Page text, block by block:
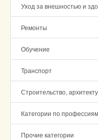
Уход за внешностью и
Ремонты
Обучение
Транспорт
Строительство,
Категории по профессиям
Прочие категории